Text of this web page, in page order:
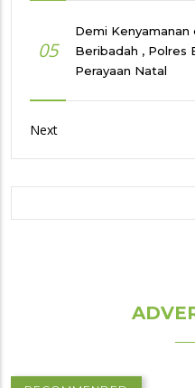
05
Demi
Beribadah , Polres
Perayaan Natal
Next